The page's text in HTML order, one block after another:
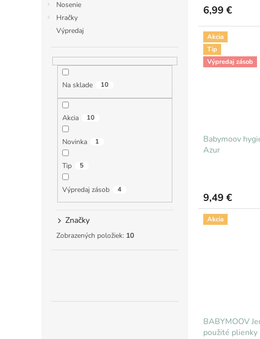
Nosenie
Hračky
Výpredaj
Na sklade 10
Akcia 10
Novinka 1
Tip 5
Výpredaj zásob 4
Značky
Zobrazených položiek: 10
6,99 €
Akcia
Tip
Výpredaj zásob
Babymoov
Azur
9,49 €
Akcia
BABYMOOV
použité